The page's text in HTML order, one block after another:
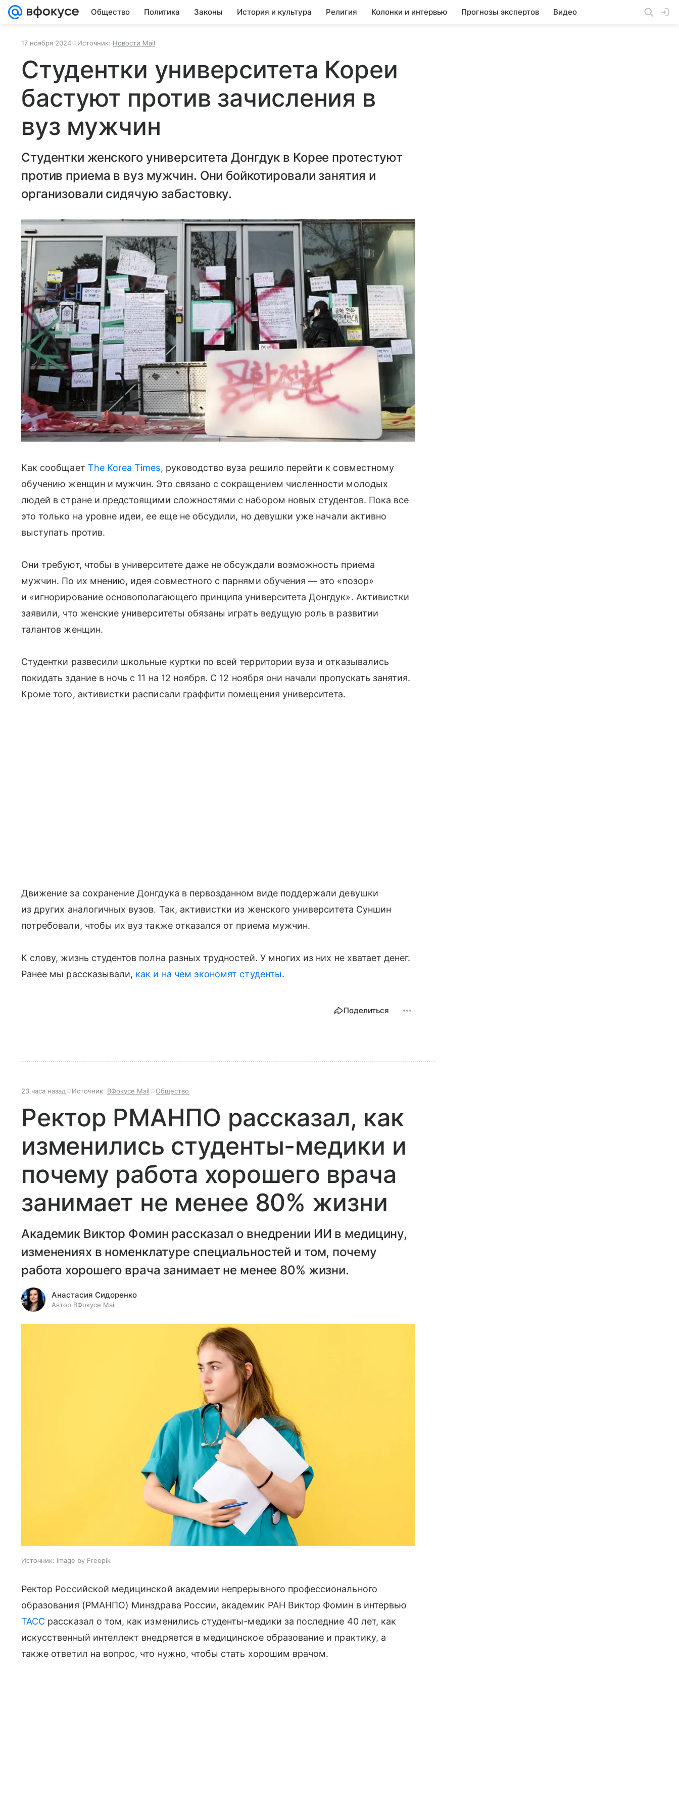
Общество Политика Законы История и культура Религия Колонки и интервью Прогнозы экспертов Видео
17 ноября 2024 Источник: Новости Mail
Студентки университета Кореи
бастуют против зачисления в
вуз мужчин
Студентки женского университета Донгдук в Корее протестуют
против приема в вуз мужчин. Они бойкотировали занятия и
организовали сидячую забастовку.
Как сообщает The Korea Times, руководство вуза решило перейти к совместному
обучению женщин и мужчин. Это связано с сокращением численности молодых
людей в стране и предстоящими сложностями с набором новых студентов. Пока все
это только на уровне идеи, ее еще не обсудили, но девушки уже начали активно
выступать против.
Они требуют, чтобы в университете даже не обсуждали возможность приема
мужчин. По их мнению, идея совместного с парнями обучения — это «позор»
и «игнорирование основополагающего принципа университета Донгдук». Активистки
заявили, что женские университеты обязаны играть ведущую роль в развитии
талантов женщин.
Студентки развесили школьные куртки по всей территории вуза и отказывались
покидать здание в ночь с 11 на 12 ноября. С 12 ноября они начали пропускать занятия.
Кроме того, активистки расписали граффити помещения университета.
Движение за сохранение Донгдука в первозданном виде поддержали девушки
из других аналогичных вузов. Так, активистки из женского университета Суншин
потребовали, чтобы их вуз также отказался от приема мужчин.
К слову, жизнь студентов полна разных трудностей. У многих из них не хватает денег.
Ранее мы рассказывали, как и на чем экономят студенты.
Поделиться
23 часа назад Источник: ВФокусе Mail Общество
Ректор РМАНПО рассказал, как
изменились студенты-медики и
почему работа хорошего врача
занимает не менее 80% жизни
Академик Виктор Фомин рассказал о внедрении ИИ в медицину,
изменениях в номенклатуре специальностей и том, почему
работа хорошего врача занимает не менее 80% жизни.
Анастасия Сидоренко
Автор ВФокусе Mail
Источник: Image by Freepik
Ректор Российской медицинской академии непрерывного профессионального
образования (РМАНПО) Минздрава России, академик РАН Виктор Фомин в интервью
ТАСС рассказал о том, как изменились студенты-медики за последние 40 лет, как
искусственный интеллект внедряется в медицинское образование и практику, а
также ответил на вопрос, что нужно, чтобы стать хорошим врачом.